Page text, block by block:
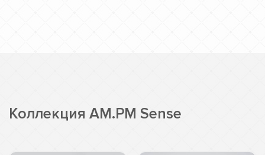
Коллекция AM.PM Sense